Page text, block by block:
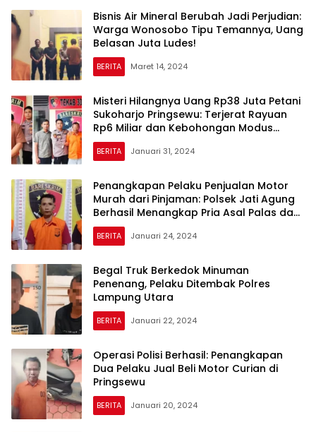
Bisnis Air Mineral Berubah Jadi Perjudian:
Warga Wonosobo Tipu Temannya, Uang
Belasan Juta Ludes!
BERITA Maret 14, 2024
Misteri Hilangnya Uang Rp38 Juta Petani
Sukoharjo Pringsewu: Terjerat Rayuan
Rp6 Miliar dan Kebohongan Modus
Samurai Gaib
BERITA Januari 31, 2024
Penangkapan Pelaku Penjualan Motor
Murah dari Pinjaman: Polsek Jati Agung
Berhasil Menangkap Pria Asal Palas dan
Panjang
BERITA Januari 24, 2024
Begal Truk Berkedok Minuman
Penenang, Pelaku Ditembak Polres
Lampung Utara
BERITA Januari 22, 2024
Operasi Polisi Berhasil: Penangkapan
Dua Pelaku Jual Beli Motor Curian di
Pringsewu
BERITA Januari 20, 2024